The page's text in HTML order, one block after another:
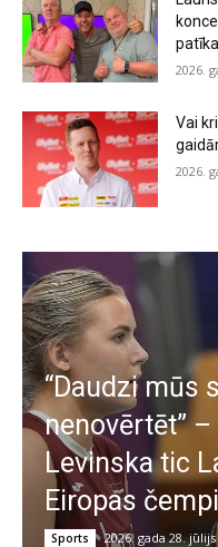
2026.
Vai
2026.
“Daudzi mūs
nenovērtēt”
Levinska tic
Eiropas
Sports 2026. gada 28. jūlijs